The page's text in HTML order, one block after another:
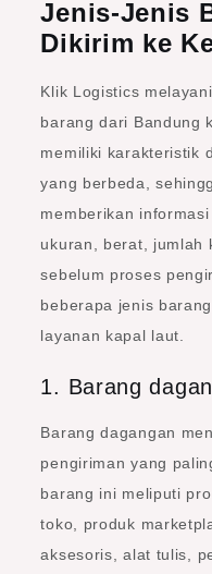
Jenis-Jenis
Dikirim ke
Klik Logistics
barang dari Bandung
memiliki karakteristik
yang berbeda,
memberikan
ukuran, berat, jumlah
sebelum proses
beberapa jenis
layanan kapal laut.
1. Barang
Barang dagangan
pengiriman yang
barang ini meliputi
toko, produk
aksesoris, alat tulis,